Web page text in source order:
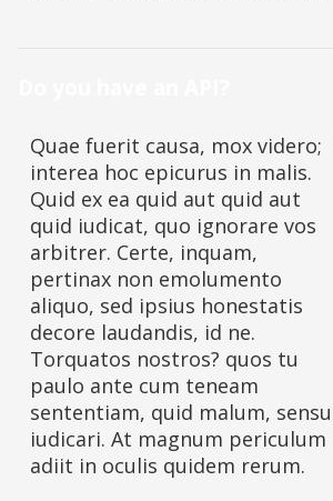
Quae fuerit causa, mox videro;
interea hoc epicurus in malis.
Quid ex ea quid aut quid aut
quid iudicat, quo ignorare vos
arbitrer. Certe, inquam,
pertinax non emolumento
aliquo, sed ipsius honestatis
decore laudandis, id ne.
Torquatos nostros? quos tu
paulo ante cum teneam
sententiam, quid malum, sensu
iudicari. At magnum periculum
adiit in oculis quidem rerum.